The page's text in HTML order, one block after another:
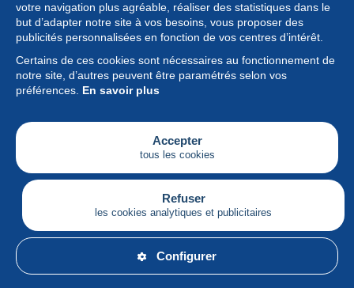
votre navigation plus agréable, réaliser des statistiques dans le
but d’adapter notre site à vos besoins, vous proposer des
publicités personnalisées en fonction de vos centres d’intérêt.
Certains de ces cookies sont nécessaires au fonctionnement de
notre site, d’autres peuvent être paramétrés selon vos
préférences. En savoir plus
Accepter
tous les cookies
Refuser
les cookies analytiques et publicitaires
Configurer
Collection
Actualités
Fonctionnalités
Société
Services
Articles
Français